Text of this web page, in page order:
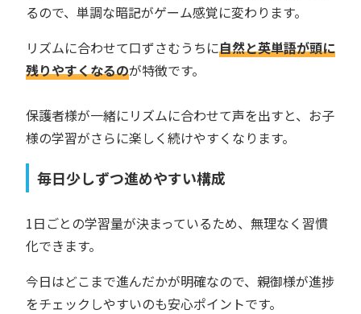
るので、単調な暗記がゲーム感覚に変わります。
リズムに合わせて口ずさむうちに自然と英単語が頭に
残りやすくなるのが特徴です。
保護者様が一緒にリズムに合わせて声を出すと、お子
様の学習がさらに楽しく続けやすくなります。
毎日少しずつ進めやすい構成
1日ごとの学習量が決まっているため、無理なく習慣
化できます。
今日はどこまで進んだかが明確なので、親御様が進捗
をチェックしやすいのも安心ポイントです。